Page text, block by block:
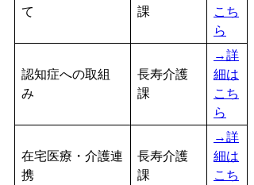
て
課
こち
ら
認知症への取組
み
長寿介護
課
→詳
細は
こち
ら
在宅医療・介護連
携
長寿介護
課
→詳
細は
こち